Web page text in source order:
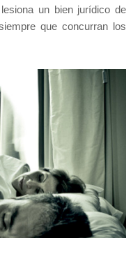
un bien jurídico de
que concurran los